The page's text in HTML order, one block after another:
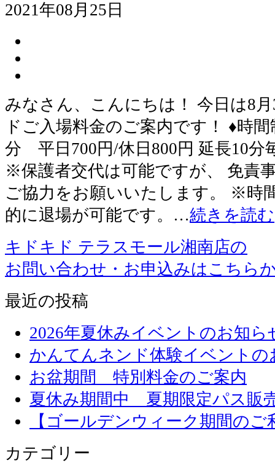
2021年08月25日
みなさん、こんにちは！ 今日は8
ドご入場料金のご案内です！ ♦時
分 平日700円/休日800円 延長10
※保護者交代は可能ですが、 免責
ご協力をお願いいたします。 ※時
的に退場が可能です。…続きを読む
キドキド テラスモール湘南店の
お問い合わせ・お申込みはこちら
最近の投稿
2026年夏休みイベントのお知
かんてんネンド体験イベント
お盆期間 特別料金のご案内
夏休み期間中 夏期限定パス販
【ゴールデンウィーク期間の
カテゴリー